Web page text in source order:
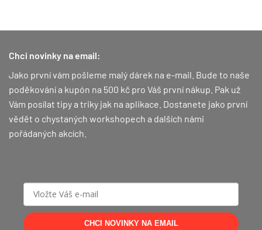
Chci novinky na email:
Jako první vám pošleme malý dárek na e-mail. Bude to naše
poděkování a kupón na 500 kč pro Váš první nákup. Pak už
Vám posílat tipy a triky jak na aplikace. Dostanete jako první
vědět o chystaných workshopech a dalších námi
pořádaných akcích.
CHCI NOVINKY NA EMAIL